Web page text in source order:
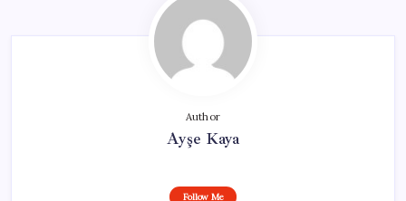
Author
Ayşe Kaya
Follow Me